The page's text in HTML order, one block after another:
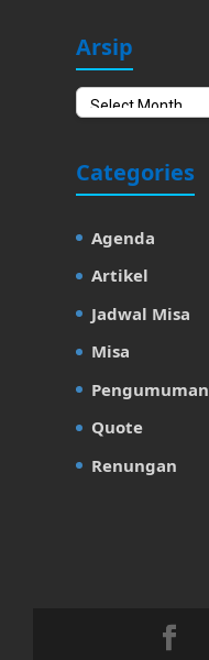
ArsipArsip
Categories
Agenda
Artikel
Jadwal Misa
Misa
Pengumuman
Quote
Renungan